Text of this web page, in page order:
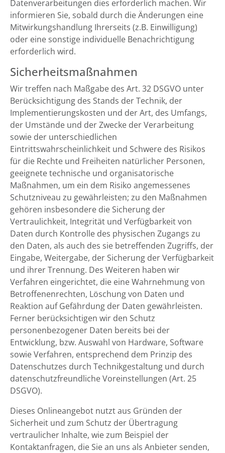
Datenverarbeitungen dies erforderlich machen. Wir
informieren Sie, sobald durch die Änderungen eine
Mitwirkungshandlung Ihrerseits (z.B. Einwilligung)
oder eine sonstige individuelle Benachrichtigung
erforderlich wird.
Sicherheitsmaßnahmen
Wir treffen nach Maßgabe des Art. 32 DSGVO unter
Berücksichtigung des Stands der Technik, der
Implementierungskosten und der Art, des Umfangs,
der Umstände und der Zwecke der Verarbeitung
sowie der unterschiedlichen
Eintrittswahrscheinlichkeit und Schwere des Risikos
für die Rechte und Freiheiten natürlicher Personen,
geeignete technische und organisatorische
Maßnahmen, um ein dem Risiko angemessenes
Schutzniveau zu gewährleisten; zu den Maßnahmen
gehören insbesondere die Sicherung der
Vertraulichkeit, Integrität und Verfügbarkeit von
Daten durch Kontrolle des physischen Zugangs zu
den Daten, als auch des sie betreffenden Zugriffs, der
Eingabe, Weitergabe, der Sicherung der Verfügbarkeit
und ihrer Trennung. Des Weiteren haben wir
Verfahren eingerichtet, die eine Wahrnehmung von
Betroffenenrechten, Löschung von Daten und
Reaktion auf Gefährdung der Daten gewährleisten.
Ferner berücksichtigen wir den Schutz
personenbezogener Daten bereits bei der
Entwicklung, bzw. Auswahl von Hardware, Software
sowie Verfahren, entsprechend dem Prinzip des
Datenschutzes durch Technikgestaltung und durch
datenschutzfreundliche Voreinstellungen (Art. 25
DSGVO).
Dieses Onlineangebot nutzt aus Gründen der
Sicherheit und zum Schutz der Übertragung
vertraulicher Inhalte, wie zum Beispiel der
Kontaktanfragen, die Sie an uns als Anbieter senden,